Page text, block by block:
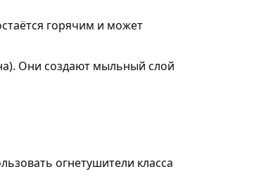
горячим и может
Они создают мыльный слой
огнетушители класса